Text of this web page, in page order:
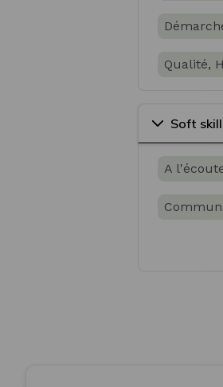
Qualité,
Analyse
Soft
A